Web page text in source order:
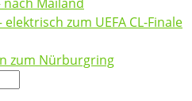
zum UEFA CL-Finale
zum Nürburgring